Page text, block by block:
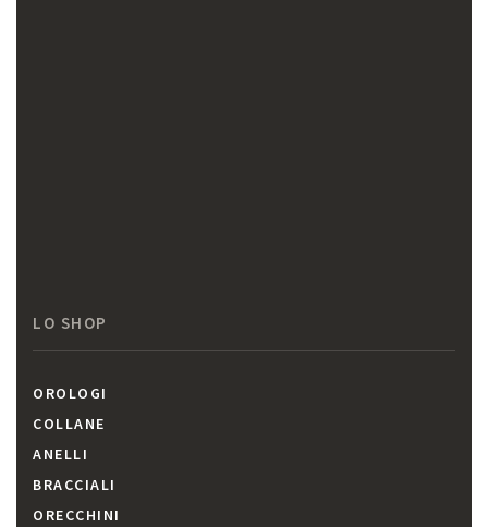
LO SHOP
OROLOGI
COLLANE
ANELLI
BRACCIALI
ORECCHINI